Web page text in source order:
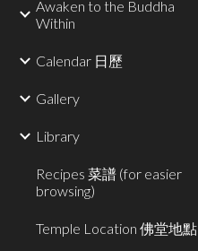
Awaken to the Buddha
Within
Calendar 日歷
Gallery
Library
Recipes 菜譜 (for easier
browsing)
Temple Location 佛堂地點